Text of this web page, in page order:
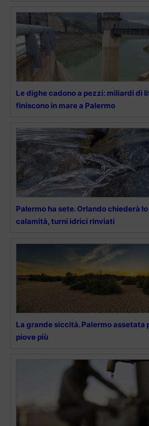
Le dighe cadono a pezzi: miliardi di
finiscono in mare a Palermo
Palermo ha sete. Orlando chiederà
calamità, turni idrici rinviati
La grande siccità. Palermo assetata
piove più